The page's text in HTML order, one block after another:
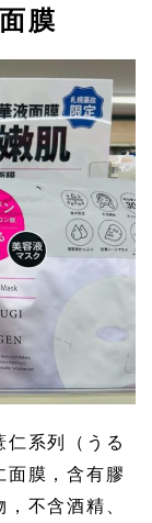
膜
系列（うる
面膜，含有膠
不含酒精、